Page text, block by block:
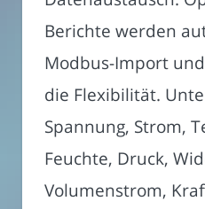
Berichte werden
Modbus-Import
die Flexibilität.
Spannung, Strom,
Feuchte, Druck,
Volumenstrom,